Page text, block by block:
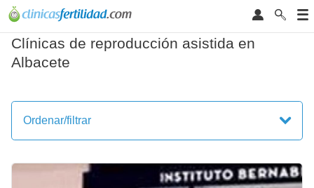
Clínicas de reproducción asistida en
Albacete
Ordenar/filtrar